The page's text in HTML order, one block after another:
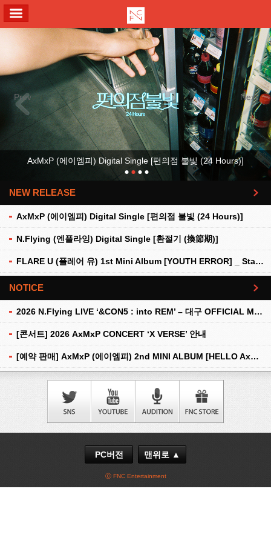
Previous Next
AxMxP (에이엠피) Digital Single [편의점 불빛 (24 Hours)]
NEW RELEASE
AxMxP (에이엠피) Digital Single [편의점 불빛 (24 Hours)]
N.Flying (엔플라잉) Digital Single [환절기 (換節期)]
FLARE U (플레어 유) 1st Mini Album [YOUTH ERROR] _ Stationery Kit Ver.
더보기
NOTICE
2026 N.Flying LIVE ‘&CON5 : into REM’ – 대구 OFFICIAL MD 현장 판매 안내
[콘서트] 2026 AxMxP CONCERT ‘X VERSE’ 안내
[예약 판매] AxMxP (에이엠피) 2nd MINI ALBUM [HELLO AxMxP] 예약 판매 안내
더보기
PC버전 맨위로 ▲
ⓒ FNC Entertainment